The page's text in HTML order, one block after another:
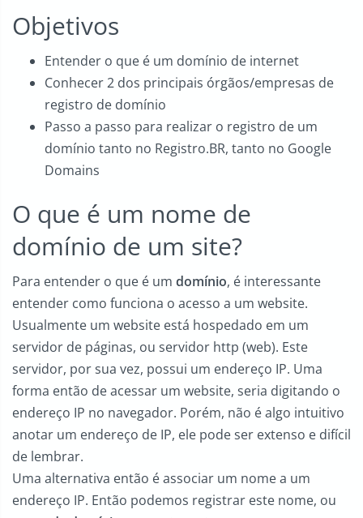
Objetivos
Entender o que é um domínio de internet
Conhecer 2 dos principais órgãos/empresas de
registro de domínio
Passo a passo para realizar o registro de um
domínio tanto no Registro.BR, tanto no Google
Domains
O que é um nome de
domínio de um site?
Para entender o que é um domínio, é interessante
entender como funciona o acesso a um website.
Usualmente um website está hospedado em um
servidor de páginas, ou servidor http (web). Este
servidor, por sua vez, possui um endereço IP. Uma
forma então de acessar um website, seria digitando o
endereço IP no navegador. Porém, não é algo intuitivo
anotar um endereço de IP, ele pode ser extenso e difícil
de lembrar.
Uma alternativa então é associar um nome a um
endereço IP. Então podemos registrar este nome, ou